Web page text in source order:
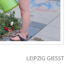
LEIPZIG GIESST